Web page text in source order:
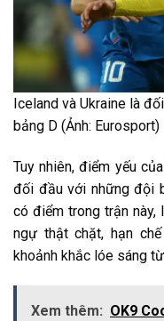
Iceland và Ukraine là
bảng D (Ảnh: Eurosport)
Tuy nhiên, điểm yếu
đối đầu với những đội
có điểm trong trận này,
ngự thật chặt, hạn
khoảnh khắc lóe sáng
Xem thêm: OK9